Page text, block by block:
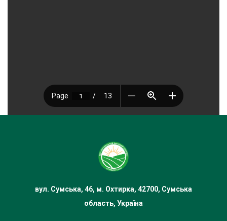
вул. Сумська, 46, м. Охтирка, 42700, Сумська
область, Україна